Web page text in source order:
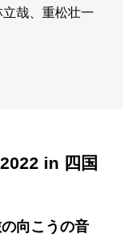
哉、重松壮一
in 四国
向こうの音